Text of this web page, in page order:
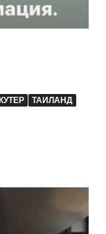
ТАИЛАНД